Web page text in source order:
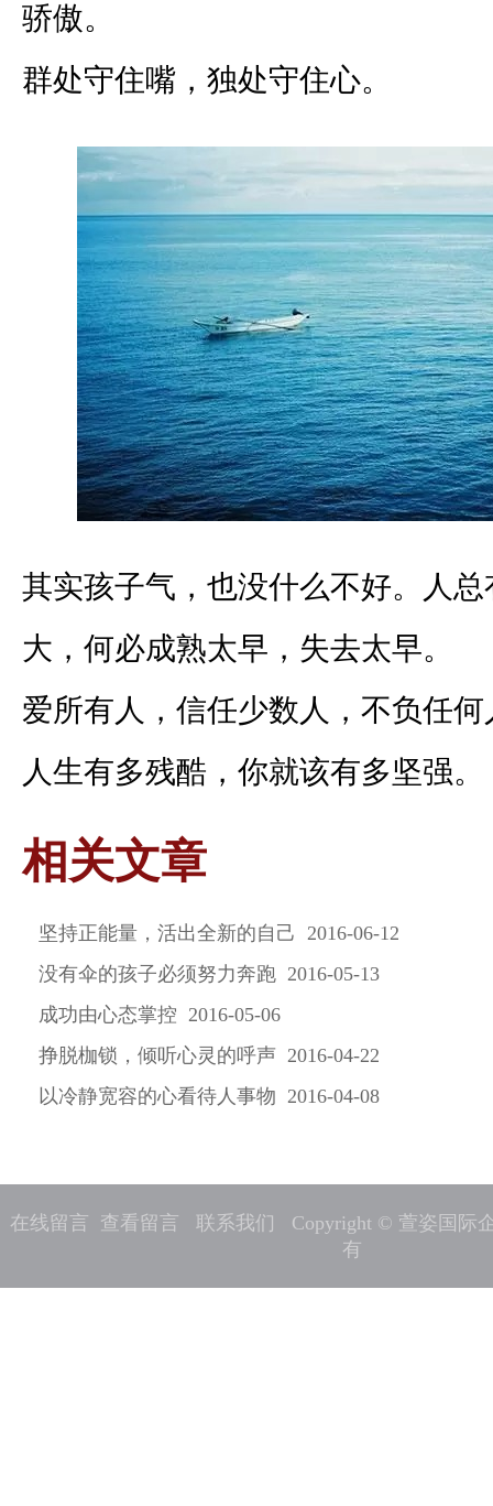
骄傲。
群处守住嘴，独处守住心。
其实孩子气，也没什么不好。人
大，何必成熟太早，失去太早。
爱所有人，信任少数人，不负任何
人生有多残酷，你就该有多坚强。
相关文章
坚持正能量，活出全新的自己 2016-06-12
没有伞的孩子必须努力奔跑 2016-05-13
成功由心态掌控 2016-05-06
挣脱枷锁，倾听心灵的呼声 2016-04-22
以冷静宽容的心看待人事物 2016-04-08
在线留言 查看留言 联系我们
Copyright © 萱姿国际
有